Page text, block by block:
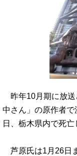
昨年10月期に放送
中さん」の原作者
日、栃木県内で死亡
芦原氏は1月26日